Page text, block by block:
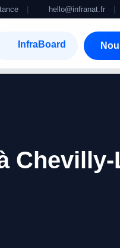
hello@infranat.fr
InfraBoard
Chevilly-